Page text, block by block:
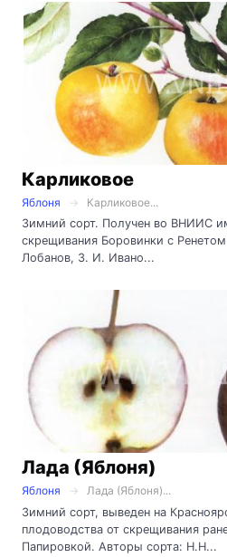
Карликовое
Яблоня
Карликовое...
Зимний сорт. Получен во ВНИИС
скрещивания Боровинки с
Лобанов, З. И. Ивано...
Лада (Яблоня)
Яблоня
Лада (Яблоня)...
Зимний сорт, выведен на
плодоводства от скрещивания
Папировкой. Авторы сорта: Н.Н...